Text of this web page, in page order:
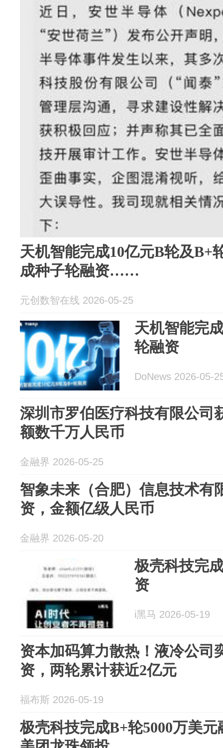
天机智能完成10亿元B轮及B+
成种子轮融资……
元创数智在线 2026-05-25
天机智能完
轮融资
DoNews 2026-05-
深圳市罗伯医疗科技有限公司
额数千万人民币
金融界 2026-05-25
智象未来（合肥）信息技术有
资，金额亿级人民币
金融界 2026-05-20
极壳科技完
资
i黑马 2026-05-19
资本加码算力散热！液冷公司
资，两轮累计获近2亿元
福布斯 2026-05-19
极壳科技完成B+轮5000万美